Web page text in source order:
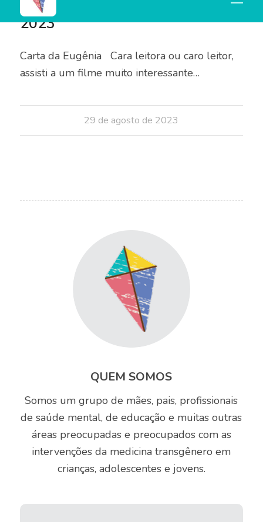
Nº 16 - 29 DE AGOSTO DE
2023
Carta da Eugênia Cara leitora ou caro leitor,
assisti a um filme muito interessante…
29 de agosto de 2023
QUEM SOMOS
Somos um grupo de mães, pais, profissionais
de saúde mental, de educação e muitas outras
áreas preocupadas e preocupados com as
intervenções da medicina transgênero em
crianças, adolescentes e jovens.